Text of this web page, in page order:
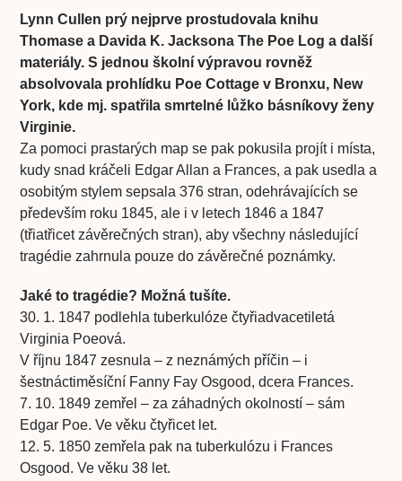
Lynn Cullen prý nejprve prostudovala knihu
Thomase a Davida K. Jacksona The Poe Log a další
materiály. S jednou školní výpravou rovněž
absolvovala prohlídku Poe Cottage v Bronxu, New
York, kde mj. spatřila smrtelné lůžko básníkovy ženy
Virginie.
Za pomoci prastarých map se pak pokusila projít i místa,
kudy snad kráčeli Edgar Allan a Frances, a pak usedla a
osobitým stylem sepsala 376 stran, odehrávajících se
především roku 1845, ale i v letech 1846 a 1847
(třiatřicet závěrečných stran), aby všechny následující
tragédie zahrnula pouze do závěrečné poznámky.
Jaké to tragédie? Možná tušíte.
30. 1. 1847 podlehla tuberkulóze čtyřiadvacetiletá
Virginia Poeová.
V říjnu 1847 zesnula – z neznámých příčin – i
šestnáctiměsíční Fanny Fay Osgood, dcera Frances.
7. 10. 1849 zemřel – za záhadných okolností – sám
Edgar Poe. Ve věku čtyřicet let.
12. 5. 1850 zemřela pak na tuberkulózu i Frances
Osgood. Ve věku 38 let.